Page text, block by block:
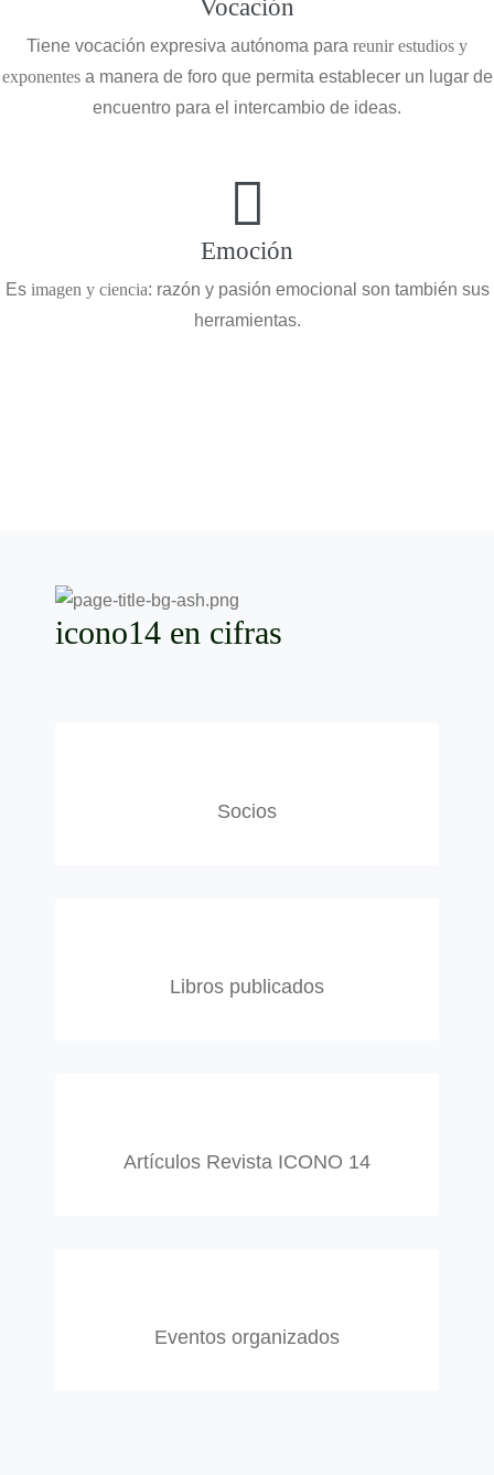
Vocación
Tiene vocación expresiva autónoma para reunir estudios y
exponentesa manera de foro que permita establecer un lugar de
encuentro para el intercambio de ideas.
Emoción
Es imagen y ciencia: razón y pasión emocional son también sus
herramientas.
icono14 en cifras
Socios
Libros publicados
Artículos Revista ICONO 14
Eventos organizados